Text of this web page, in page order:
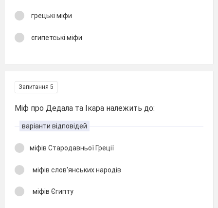
грецькі міфи
єгипетські міфи
Запитання 5
Міф про Дедала та Ікара належить до:
варіанти відповідей
міфів Стародавньої Греції
міфів слов'янських народів
міфів Єгипту